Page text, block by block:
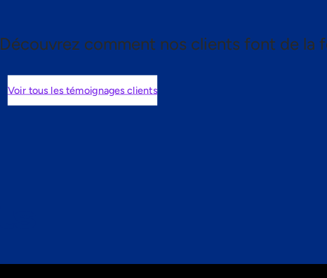
Découvrez comment nos clients font de la
Voir tous les témoignages clients